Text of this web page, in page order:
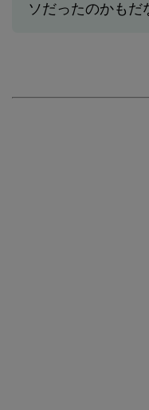
ソだったのかもだ